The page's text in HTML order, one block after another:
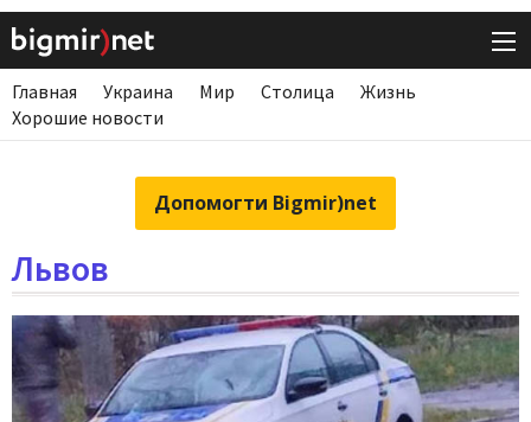
Главная Украина Мир Столица
Жизнь
Хорошие новости
Допомогти Bigmir)net
Львов